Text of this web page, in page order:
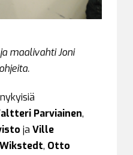
maalivahti Joni
Parviainen,
ja Ville
, Otto